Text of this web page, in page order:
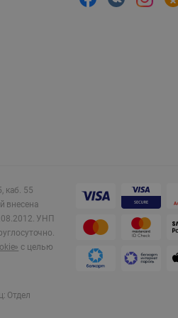
каб. 55
внесена
УНП
с целью
Отдел